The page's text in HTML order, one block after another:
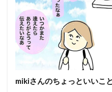
mikiさんのちょっといいこ